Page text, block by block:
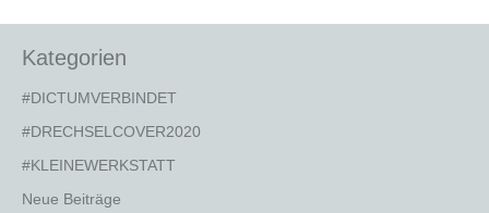
Kategorien
#DICTUMVERBINDET
#DRECHSELCOVER2020
#KLEINEWERKSTATT
Neue Beiträge